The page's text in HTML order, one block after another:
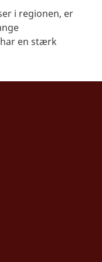
i regionen, er
en stærk